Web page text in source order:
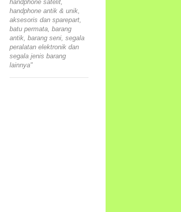
handphone satelit,
handphone antik & unik,
aksesoris dan sparepart,
batu permata, barang
antik, barang seni, segala
peralatan elektronik dan
segala jenis barang
lainnya"